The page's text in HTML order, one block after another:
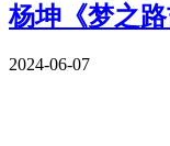
杨坤《梦之
2024-06-07